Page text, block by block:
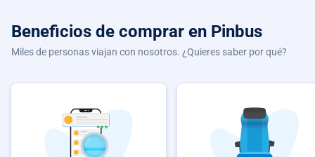
Beneficios de comprar en Pinbus
Miles de personas viajan con nosotros. ¿Quieres saber por qué?